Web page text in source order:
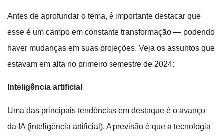
Antes de aprofundar o tema, é importante destacar que
esse é um campo em constante transformação — podendo
haver mudanças em suas projeções. Veja os assuntos que
estavam em alta no primeiro semestre de 2024:
Inteligência artificial
Uma das principais tendências em destaque é o avanço
da IA (inteligência artificial). A previsão é que a tecnologia